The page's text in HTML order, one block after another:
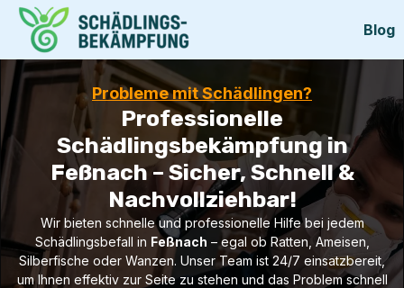
Blog
Probleme mit Schädlingen?
Professionelle
Schädlingsbekämpfung in
Feßnach – Sicher, Schnell &
Nachvollziehbar!
Wir bieten schnelle und professionelle Hilfe bei jedem
Schädlingsbefall in Feßnach – egal ob Ratten, Ameisen,
Silberfische oder Wanzen. Unser Team ist 24/7 einsatzbereit,
um Ihnen effektiv zur Seite zu stehen und das Problem schnell